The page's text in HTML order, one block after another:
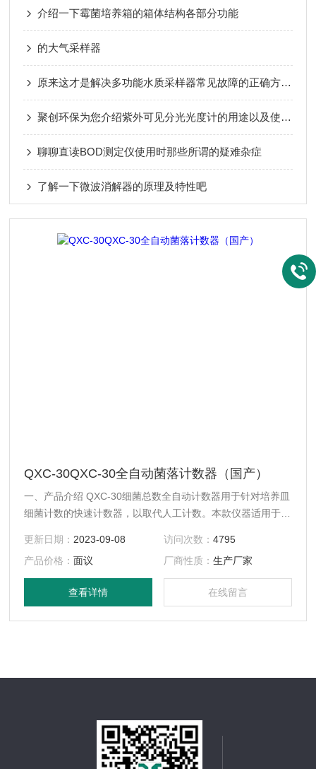
介绍一下霉菌培养箱的箱体结构各部分功能
的大气采样器
原来这才是解决多功能水质采样器常见故障的正确方法！
聚创环保为您介绍紫外可见分光光度计的用途以及使用注意事项
聊聊直读BOD测定仪使用时那些所谓的疑难杂症
了解一下微波消解器的原理及特性吧
QXC-30QXC-30全自动菌落计数器（国产）
一、产品介绍 QXC-30细菌总数全自动计数器用于针对培养皿
细菌计数的快速计数器，以取代人工计数。本款仪器适用于菌
析、制药、食品、化妆行业及大学等的研究。
更新日期： 2023-09-08 访问次数： 4795
产品价格：面议 厂商性质： 生产厂家
查看详情 在线留言